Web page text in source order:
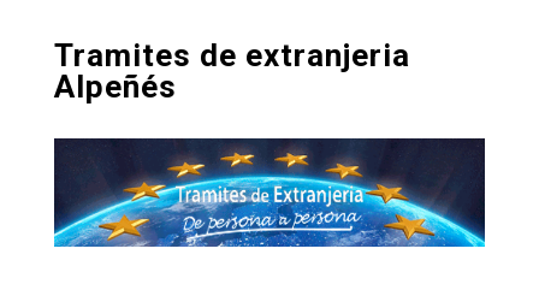
Tramites de extranjeria
Alpeñés